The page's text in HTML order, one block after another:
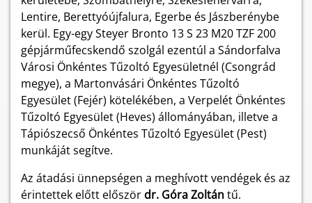
Lentire, Berettyóújfalura, Egerbe és Jászberénybe
kerül. Egy-egy Steyer Bronto 13 S 23 M20 TZF 200
gépjárműfecskendő szolgál ezentúl a Sándorfalva
Városi Önkéntes Tűzoltó Egyesületnél (Csongrád
megye), a Martonvásári Önkéntes Tűzoltó
Egyesület (Fejér) kötelékében, a Verpelét Önkéntes
Tűzoltó Egyesület (Heves) állományában, illetve a
Tápiószecső Önkéntes Tűzoltó Egyesület (Pest)
munkáját segítve.
Az átadási ünnepségen a meghívott vendégek és az
érintettek előtt először dr. Góra Zoltántű.